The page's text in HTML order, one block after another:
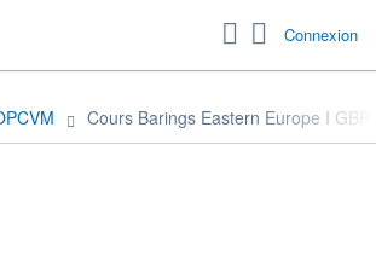
Connexion
Cours Barings Eastern Europe I GBP